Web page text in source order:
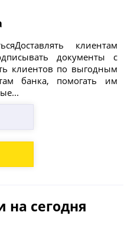
клиентам
документы с
клиентов по выгодным
банка, помогать им
на сегодня